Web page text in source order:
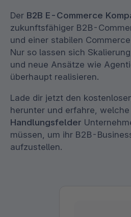
Der B2B E-Commerce
zukunftsfähiger B2B-
und einer stabilen
Nur so lassen sich
und neue Ansätze wie
überhaupt realisieren.
Lade dir jetzt den
herunter und erfahre, welche
Handlungsfelder
müssen, um ihr B2B-
aufzustellen.